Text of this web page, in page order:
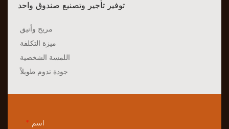
توفير تأجير وتصنيع صندوق واحد
مريح وأنيق
ميزة التكلفة
اللمسة الشخصية
جودة تدوم طويلاً
اسم